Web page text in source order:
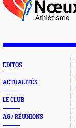
EDITOS
ACTUALITÉS
LE CLUB
AG / RÉUNIONS